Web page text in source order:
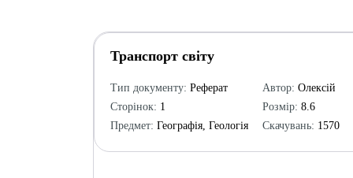
Транспорт світу
Тип документу: Реферат
Сторінок: 1
Предмет: Географія, Геологія
Автор: Олексій
Розмір: 8.6
Скачувань: 1570